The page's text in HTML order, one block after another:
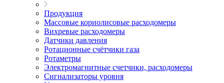
Продукция
Массовые кориолисовые расходомеры
Вихревые расходомеры
Датчики давления
Ротационные счётчики газа
Ротаметры
Электромагнитные счетчики, расходомеры
Сигнализаторы уровня